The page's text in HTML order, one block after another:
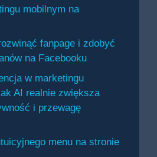
mobilnym na
fanpage i zdobyć
na Facebooku
w marketingu
AI realnie zwiększa
i przewagę
menu na stronie